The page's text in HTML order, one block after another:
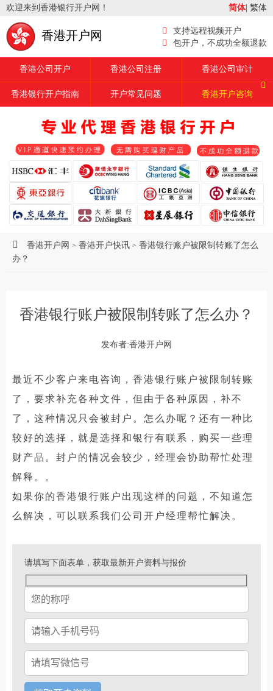
欢迎来到香港银行开户网！ 简体| 繁体
香港开户网
支持远程视频开户
包开户，不成功全额退款
香港公司开户 香港公司注册 香港公司审计
香港银行开户指南 开户常见问题 香港开户咨询
香港开户网 > 香港开户快讯 > 香港银行账户被限制转账了怎么
办？
香港银行账户被限制转账了怎么办？
发布者:香港开户网
最近不少客户来电咨询，香港银行账户被限制转账
了，要求补充各种文件，但由于各种原因，补不
了，这种情况只会被封户。怎么办呢？还有一种比
较好的选择，就是选择和银行有联系，购买一些理
财产品。封户的情况会较少，经理会协助帮忙处理
解释。。
如果你的香港银行账户出现这样的问题，不知道怎
么解决，可以联系我们公司开户经理帮忙解决。
请填写下面表单，获取最新开户资料与报价